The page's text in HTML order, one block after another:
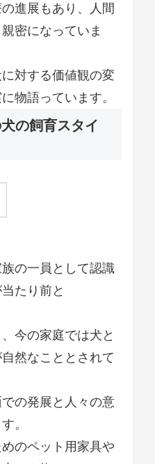
進展もあり、人間
密になっていま
対する価値観の変
物語っています。
の飼育スタイ
の一員として認識
たり前と
今の家庭では犬と
然なこととされて
の発展と人々の意
。
のペット用家具や